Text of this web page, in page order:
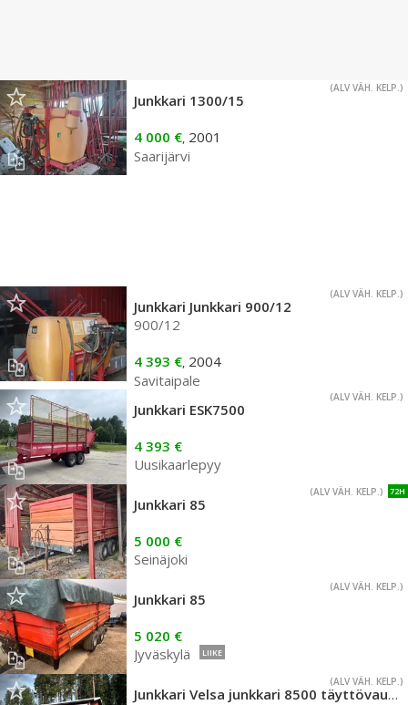
(ALV VÄH. KELP.)
Junkkari 1300/15
4 000 €, 2001
Saarijärvi
(ALV VÄH. KELP.)
Junkkari Junkkari 900/12
900/12
4 393 €, 2004
Savitaipale
(ALV VÄH. KELP.)
Junkkari ESK7500
4 393 €
Uusikaarlepyy
72H
(ALV VÄH. KELP.)
Junkkari 85
5 000 €
Seinäjoki
(ALV VÄH. KELP.)
Junkkari 85
5 020 €
Jyväskylä
LIIKE
(ALV VÄH. KELP.)
Junkkari Velsa junkkari 8500 täyttövaunu